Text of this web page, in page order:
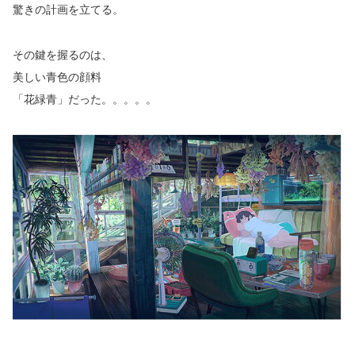
驚きの計画を立てる。
その鍵を握るのは、
美しい青色の顔料
「花緑青」だった。。。。。